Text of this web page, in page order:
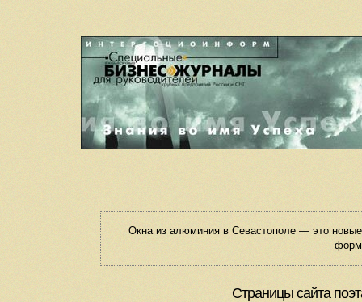
Окна из алюминия в Севастополе — это
Страницы сайта